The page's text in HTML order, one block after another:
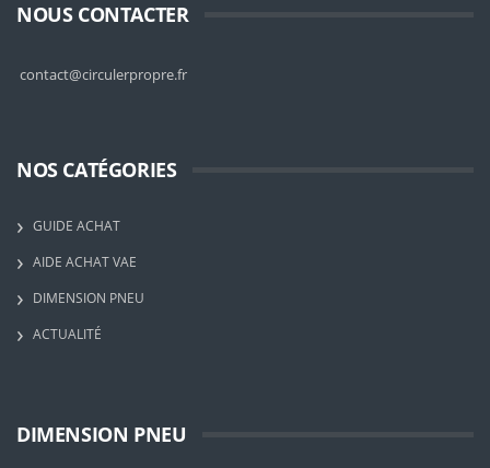
NOUS CONTACTER
contact@circulerpropre.fr
NOS CATÉGORIES
GUIDE ACHAT
AIDE ACHAT VAE
DIMENSION PNEU
ACTUALITÉ
DIMENSION PNEU